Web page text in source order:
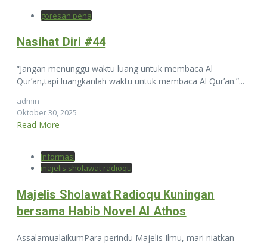
goresan pena
Nasihat Diri #44
“Jangan menunggu waktu luang untuk membaca Al
Qur’an,tapi luangkanlah waktu untuk membaca Al Qur’an.”...
admin
Oktober 30, 2025
Read More
Informasi
majelis sholawat radioqu
Majelis Sholawat Radioqu Kuningan
bersama Habib Novel Al Athos
AssalamualaikumPara perindu Majelis Ilmu, mari niatkan